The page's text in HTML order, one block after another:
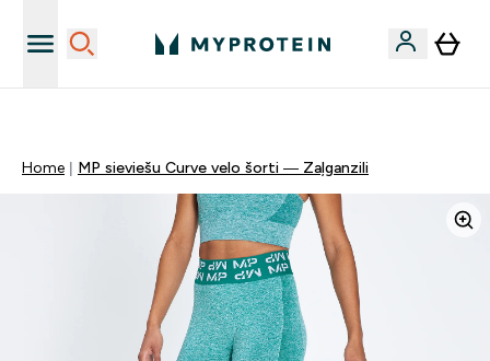
Home MP sieviešu Curve velo šorti — Zaļganzili